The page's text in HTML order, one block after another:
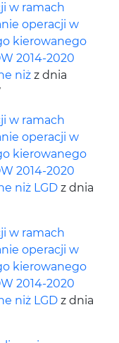
w ramach
operacji w
kierowanego
2014-2020
niż z dnia
w ramach
operacji w
kierowanego
2014-2020
niż LGD z dnia
w ramach
operacji w
kierowanego
2014-2020
niż LGD z dnia